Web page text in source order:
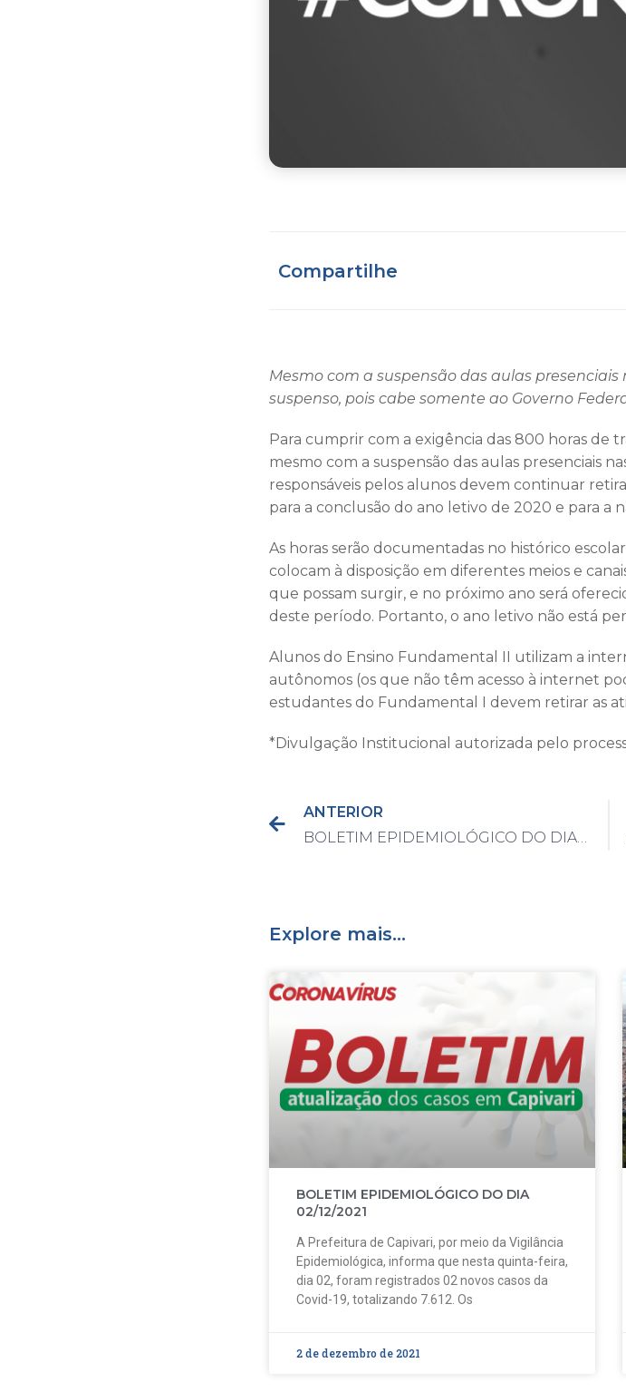
Compartilhe
Mesmo com a suspensão das aulas
suspenso, pois cabe somente ao Governo
Para cumprir com a exigência das 800 horas de
mesmo com a suspensão das aulas presenciais
responsáveis pelos alunos devem continuar
para a conclusão do ano letivo de 2020 e para a
As horas serão documentadas no histórico
colocam à disposição em diferentes meios e
que possam surgir, e no próximo ano será
deste período. Portanto, o ano letivo não está
Alunos do Ensino Fundamental II utilizam a
autônomos (os que não têm acesso à internet
estudantes do Fundamental I devem retirar as
*Divulgação Institucional autorizada pelo
ANTERIOR
BOLETIM EPIDEMIOLÓGICO DO DIA 21/8/2020
Explore mais...
BOLETIM EPIDEMIOLÓGICO DO DIA
02/12/2021
A Prefeitura de Capivari, por meio da Vigilância
Epidemiológica, informa que nesta quinta-feira,
dia 02, foram registrados 02 novos casos da
Covid-19, totalizando 7.612. Os
2 de dezembro de 2021